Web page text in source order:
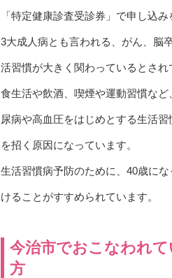
「特定健康診査受診券」で申し込み
3大成人病とも言われる、がん、脳
活習慣が大きく関わっているとされ
食生活や飲酒、喫煙や運動習慣な
尿病や高血圧をはじめとする生活
を招く原因になっています。
生活習慣病予防のために、40歳に
けることがすすめられています。
今治市でおこなわれ
方